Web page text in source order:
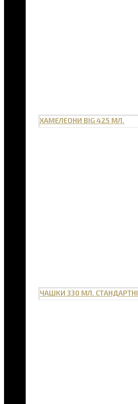
ХАМЕЛЕОНИ BIG 425 МЛ.
ЧАШКИ 330 МЛ. СТАНДАРТНІ